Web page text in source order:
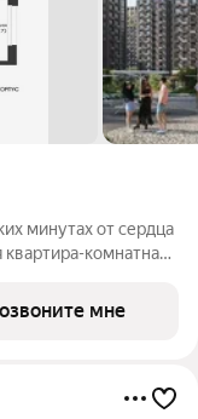
минутах от сердца
комнатная
комфорт-
мне